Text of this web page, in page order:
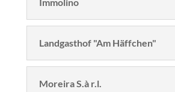
Landgasthof "Am Häffchen"
Moreira S.à r.l.